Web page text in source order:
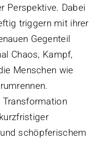
Perspektive. Dabei
triggern mit ihrer
Gegenteil
Chaos, Kampf,
Menschen wie
Transformation
schöpferischem